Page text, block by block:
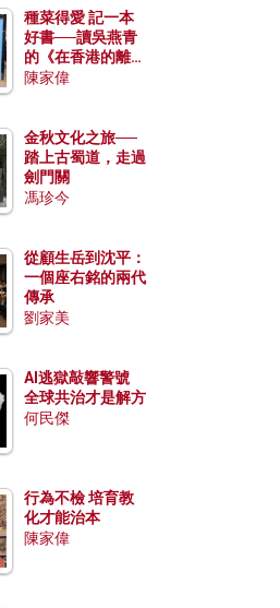
種菜得愛 記一本
好書──讀吳燕青
的《在香港的離島
種菜》
陳家偉
金秋文化之旅──
踏上古蜀道，走過
劍門關
馮珍今
從顧生岳到沈平：
一個座右銘的兩代
傳承
劉家美
AI逃獄敲響警號
全球共治才是解方
何民傑
行為不檢 培育教
化才能治本
陳家偉